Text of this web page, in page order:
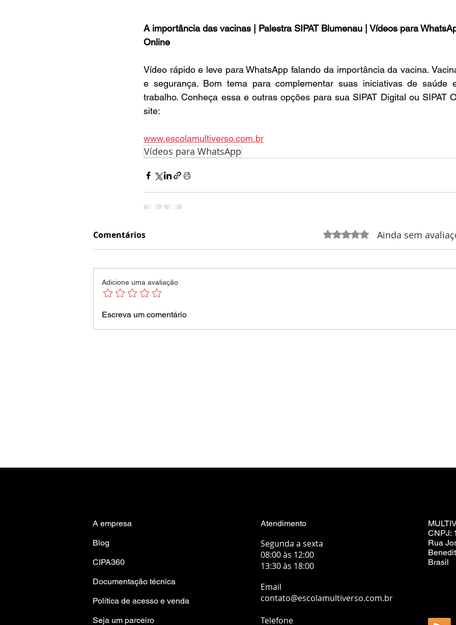
A importância das vacinas | Palestra SIPAT Blumenau | Vídeos para
Online
Vídeo rápido e leve para WhatsApp falando da importância da vacina.
e segurança. Bom tema para complementar suas iniciativas de saúde
trabalho. Conheça essa e outras opções para sua SIPAT Digital ou SIPAT
site:
www.escolamultiverso.com.br
Vídeos para WhatsApp
Comentários Avaliado com 0 de 5 estrelas.
Ainda sem
Adicione uma avaliação
Escreva um comentário
A empresa
Blog
CIPA360
Documentação técnica
Política de acesso e venda
Seja um parceiro
Atendimento
Segunda a sexta
08:00 às 12:00
13:30 às 18:00
Email
contato@escolamultiverso.com.br
Telefone
CNPJ:
Rua
Brasil